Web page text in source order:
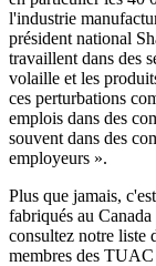
l'industrie
président national
travaillent dans des
volaille et les
ces perturbations
emplois dans des
souvent dans des
employeurs ».
Plus que jamais,
fabriqués au
consultez notre liste
membres des